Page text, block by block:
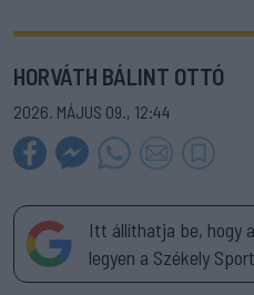
HORVÁTH BÁLINT OTTÓ
2026. MÁJUS 09., 12:44
Itt állíthatja be, hogy
legyen a Székely